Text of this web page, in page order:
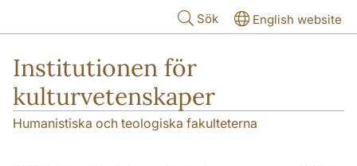
Sök English website
Institutionen för
kulturvetenskaper
Humanistiska och teologiska fakulteterna